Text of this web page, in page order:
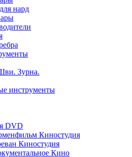
нард
Зурна.
инструменты
DVD
Киностудия
Киностудия
Кино